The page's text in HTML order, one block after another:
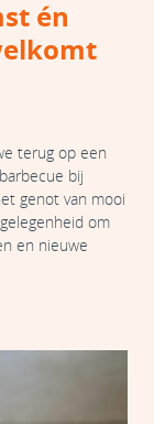
én
terug op een
bij
genot van mooi
om
en nieuwe